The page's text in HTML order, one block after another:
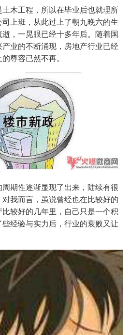
木工程，所以在毕业后也就理所
上班，从此过上了朝九晚六的生
，一晃眼已经十多年后。随着国
业的不断涌现，房地产行业已经
尊容已然不再。
期性逐渐显现了出来，陆续有很
我而言，虽说曾经也在比较好的
较好的几年里，自己只是一个积
经验与实力后，行业的衰败又让